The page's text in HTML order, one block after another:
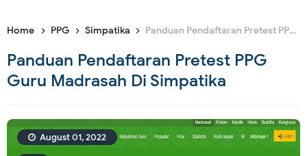
Home PPG Simpatika Panduan Pendaftaran Pretest PPG Guru Madrasah Di Simpatika
Panduan Pendaftaran Pretest PPG
Guru Madrasah Di Simpatika
August 01, 2022